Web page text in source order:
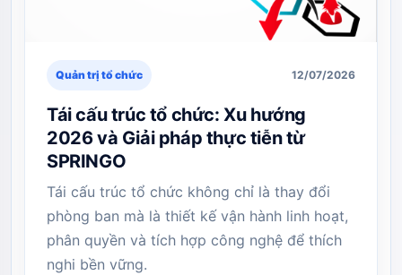
Quản trị tổ chức 12/07/2026
Tái cấu trúc tổ chức: Xu hướng
2026 và Giải pháp thực tiễn từ
SPRINGO
Tái cấu trúc tổ chức không chỉ là thay đổi
phòng ban mà là thiết kế vận hành linh hoạt,
phân quyền và tích hợp công nghệ để thích
nghi bền vững.